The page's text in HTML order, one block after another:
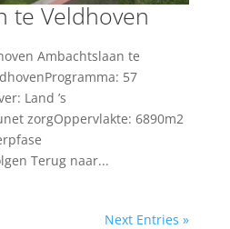
te Veldhoven
Ambachtslaan te
57
Land ’s
zorgOppervlakte: 6890m2
Terug naar...
Next Entries »